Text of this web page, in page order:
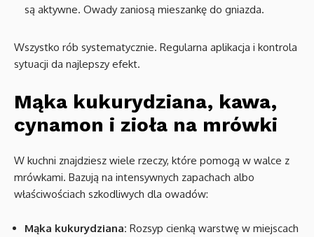
są aktywne. Owady zaniosą mieszankę do gniazda.
Wszystko rób systematycznie. Regularna aplikacja i kontrola
sytuacji da najlepszy efekt.
Mąka kukurydziana, kawa,
cynamon i zioła na mrówki
W kuchni znajdziesz wiele rzeczy, które pomogą w walce z
mrówkami. Bazują na intensywnych zapachach albo
właściwościach szkodliwych dla owadów:
Mąka kukurydziana: Rozsyp cienką warstwę w miejscach